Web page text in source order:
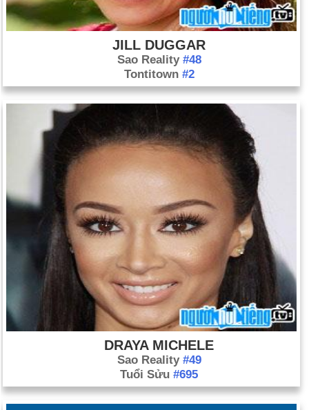
JILL DUGGAR
Sao Reality #48
Tontitown #2
DRAYA MICHELE
Sao Reality #49
Tuổi Sửu #695